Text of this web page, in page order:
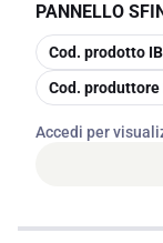
PANNELLO
copia
Cod. prodotto
copia
Cod. produttore
Accedi per